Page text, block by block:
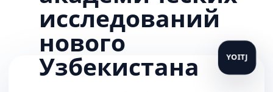
исследований
нового
Узбекистана